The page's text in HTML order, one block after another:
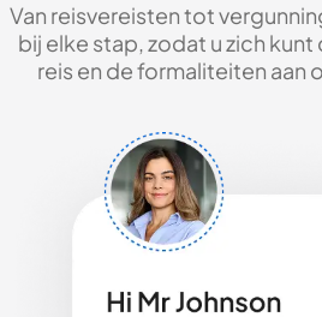
Van reisvereisten tot
bij elke stap, zodat u zich
reis en de formaliteiten aan